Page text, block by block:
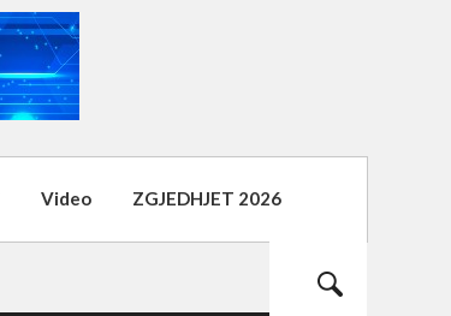
Video ZGJEDHJET 2026